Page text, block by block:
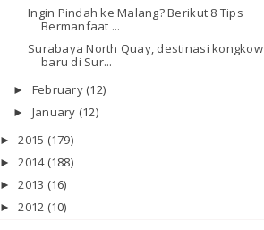
Ingin Pindah ke Malang? Berikut 8 Tips
Bermanfaat ...
Surabaya North Quay, destinasi kongkow
baru di Sur...
► February (12)
► January (12)
►2015 (179)
►2014 (188)
►2013 (16)
►2012 (10)